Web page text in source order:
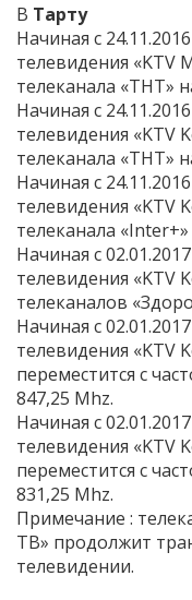
В Тарту
Начиная с
телевидения «KTV
телеканала «ТНТ»
Начиная с
телевидения «KTV
телеканала «ТНТ»
Начиная с
телевидения «KTV
телеканала
Начиная с
телевидения «KTV
телеканалов
Начиная с
телевидения «KTV
переместится с
847,25 Mhz.
Начиная с
телевидения «KTV
переместится с
831,25 Mhz.
Примечание :
ТВ» продолжит
телевидении.